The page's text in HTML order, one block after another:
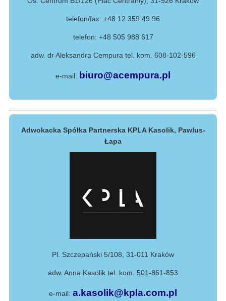
telefon/fax: +48 12 359 49 96
telefon: +48 505 988 617
adw. dr Aleksandra Cempura tel. kom. 608-102-596
e-mail: biuro@acempura.pl
Adwokacka Spółka Partnerska KPLA Kasolik, Pawlus-
Łapa
Pl. Szczepański 5/108, 31-011 Kraków
adw. Anna Kasolik tel. kom. 501-861-853
e-mail: a.kasolik@kpla.com.pl